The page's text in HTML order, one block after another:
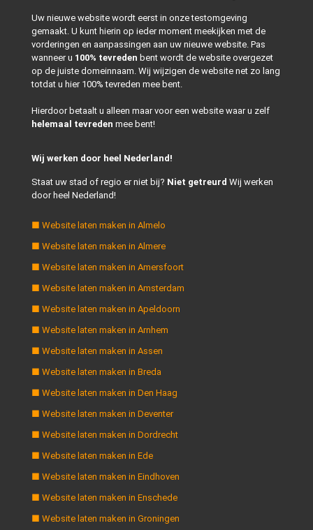
Uw nieuwe website wordt eerst in onze testomgeving
gemaakt. U kunt hierin op ieder moment meekijken met de
vorderingen en aanpassingen aan uw nieuwe website. Pas
wanneer u 100% tevreden bent wordt de website overgezet
op de juiste domeinnaam. Wij wijzigen de website net zo lang
totdat u hier 100% tevreden mee bent.
Hierdoor betaalt u alleen maar voor een website waar u zelf
helemaal tevreden mee bent!
Wij werken door heel Nederland!
Staat uw stad of regio er niet bij? Niet getreurd Wij werken
door heel Nederland!
■ Website laten maken in Almelo
■ Website laten maken in Almere
■ Website laten maken in Amersfoort
■ Website laten maken in Amsterdam
■ Website laten maken in Apeldoorn
■ Website laten maken in Arnhem
■ Website laten maken in Assen
■ Website laten maken in Breda
■ Website laten maken in Den Haag
■ Website laten maken in Deventer
■ Website laten maken in Dordrecht
■ Website laten maken in Ede
■ Website laten maken in Eindhoven
■ Website laten maken in Enschede
■ Website laten maken in Groningen